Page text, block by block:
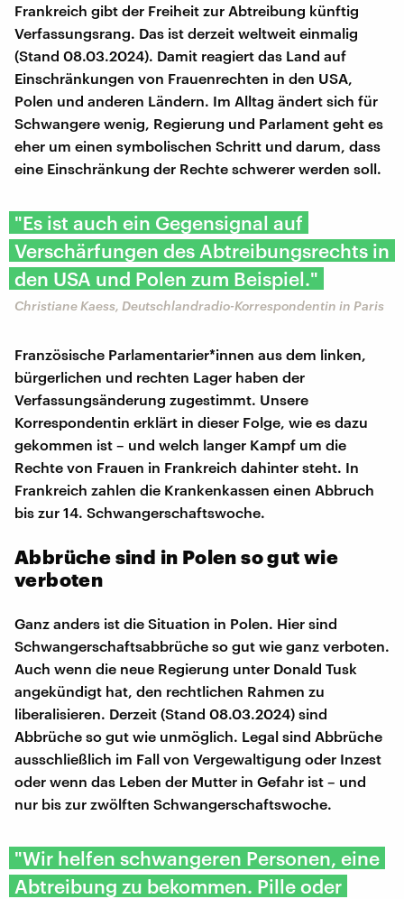
Frankreich gibt der Freiheit zur Abtreibung künftig
Verfassungsrang. Das ist derzeit weltweit einmalig
(Stand 08.03.2024). Damit reagiert das Land auf
Einschränkungen von Frauenrechten in den USA,
Polen und anderen Ländern. Im Alltag ändert sich für
Schwangere wenig, Regierung und Parlament geht es
eher um einen symbolischen Schritt und darum, dass
eine Einschränkung der Rechte schwerer werden soll.
"Es ist auch ein Gegensignal auf
Verschärfungen des Abtreibungsrechts in
den USA und Polen zum Beispiel."
Christiane Kaess, Deutschlandradio-Korrespondentin in Paris
Französische Parlamentarier*innen aus dem linken,
bürgerlichen und rechten Lager haben der
Verfassungsänderung zugestimmt. Unsere
Korrespondentin erklärt in dieser Folge, wie es dazu
gekommen ist – und welch langer Kampf um die
Rechte von Frauen in Frankreich dahinter steht. In
Frankreich zahlen die Krankenkassen einen Abbruch
bis zur 14. Schwangerschaftswoche.
Abbrüche sind in Polen so gut wie
verboten
Ganz anders ist die Situation in Polen. Hier sind
Schwangerschaftsabbrüche so gut wie ganz verboten.
Auch wenn die neue Regierung unter Donald Tusk
angekündigt hat, den rechtlichen Rahmen zu
liberalisieren. Derzeit (Stand 08.03.2024) sind
Abbrüche so gut wie unmöglich. Legal sind Abbrüche
ausschließlich im Fall von Vergewaltigung oder Inzest
oder wenn das Leben der Mutter in Gefahr ist – und
nur bis zur zwölften Schwangerschaftswoche.
"Wir helfen schwangeren Personen, eine
Abtreibung zu bekommen. Pille oder